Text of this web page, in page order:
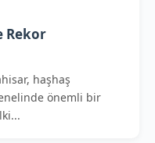
Rekor
haşhaş
önemli bir